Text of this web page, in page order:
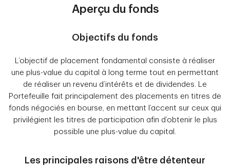
Aperçu du fonds
Objectifs du fonds
L’objectif de placement fondamental consiste à réaliser
une plus-value du capital à long terme tout en permettant
de réaliser un revenu d’intérêts et de dividendes. Le
Portefeuille fait principalement des placements en titres de
fonds négociés en bourse, en mettant l’accent sur ceux qui
privilégient les titres de participation afin d’obtenir le plus
possible une plus-value du capital.
Les principales raisons d'être détenteur